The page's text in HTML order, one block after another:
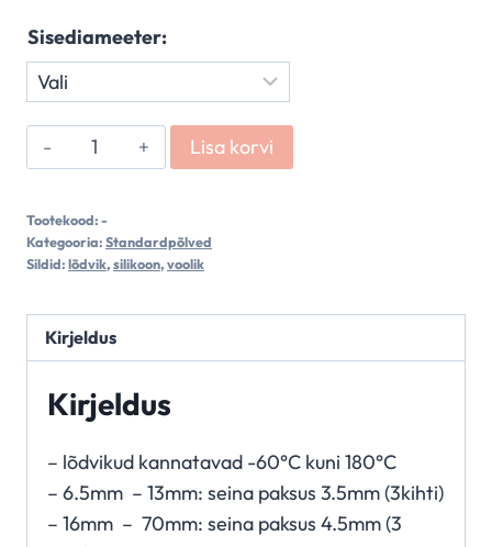
Sisediameeter:
23°
põlved
Lisa korvi
Tootekood:-
Kategooria:Standardpõlved
Sildid:lõdvik,silikoon,voolik
Kirjeldus
Kirjeldus
– lõdvikud kannatavad -60°C kuni 180°C
– 6.5mm – 13mm: seina paksus 3.5mm (3kihti)
– 16mm – 70mm: seina paksus 4.5mm (3